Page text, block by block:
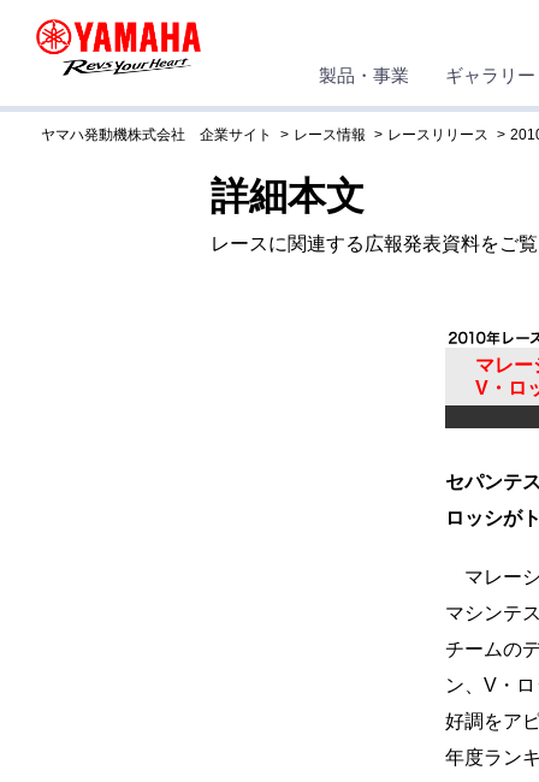
製品・事業 ギャラリー
ヤマハ発動機株式会社 企業サイト レース情報 レースリリース
詳細本文
レースに関連する広報発表資料をご
マレー
V・ロ
セパンテ
ロッシが
マレー
マシンテ
チームの
ン、V・
好調をア
年度ラン